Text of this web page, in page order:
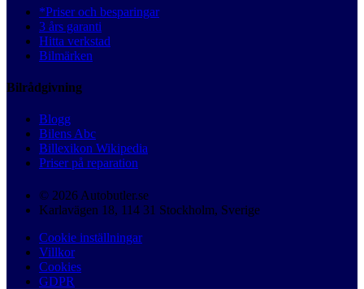
*Priser och besparingar
3 års garanti
Hitta verkstad
Bilmärken
Bilrådgivning
Blogg
Bilens Abc
Billexikon Wikipedia
Priser på reparation
© 2026 Autobutler.se
Karlavägen 18, 114 31 Stockholm, Sverige
Cookie inställningar
Villkor
Cookies
GDPR